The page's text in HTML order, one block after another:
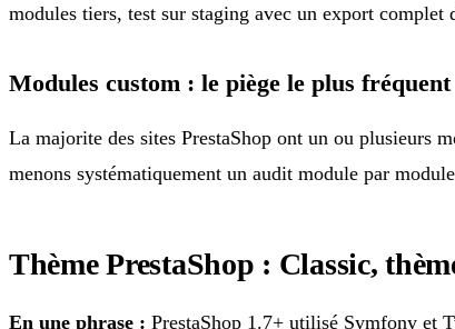
modules tiers, test sur staging avec un export
Modules custom : le piège le plus fréquent
La majorite des sites PrestaShop ont un ou plusieurs
menons systématiquement un audit module par
Thème PrestaShop : Classic,
En une phrase : PrestaShop 1.7+ utilisé Symfony et